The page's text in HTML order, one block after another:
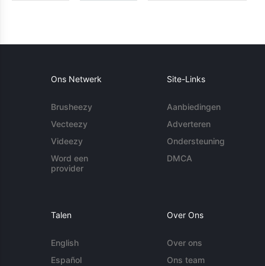
Ons Netwerk
Brusheezy
Vecteezy
Videezy
Word een
provider
Site-Links
Aanbiedingen
Adverteren
Ondersteuning
DMCA
Talen
English
Español
Over Ons
Over ons
Ons team